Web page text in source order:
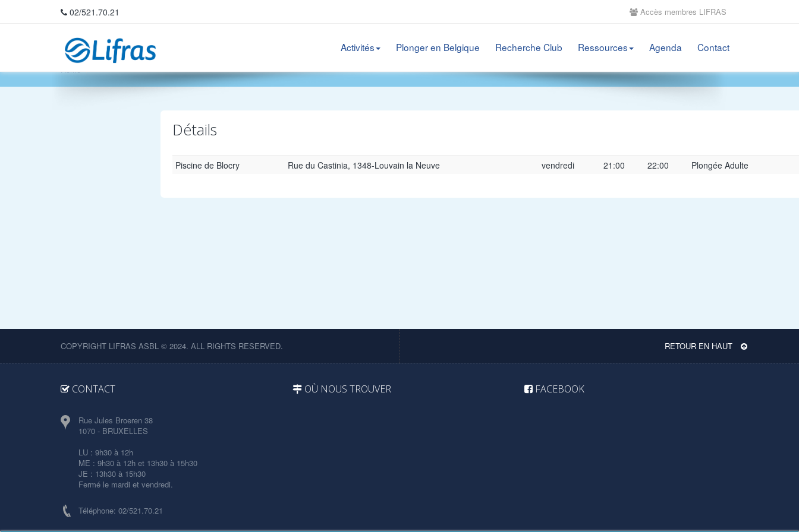
02/521.70.21 Accès membres LIFRAS
Activités Plonger en Belgique Recherche Club Ressources Agenda Contact
Home
Détails
Piscine de Blocry Rue du Castinia, 1348-Louvain la Neuve vendredi 21:00 22:00 Plongée Adulte
COPYRIGHT LIFRAS ASBL © 2024. ALL RIGHTS RESERVED. RETOUR EN HAUT
CONTACT
Rue Jules Broeren 38
1070 - BRUXELLES
LU : 9h30 à 12h
ME : 9h30 à 12h et 13h30 à 15h30
JE : 13h30 à 15h30
Fermé le mardi et vendredi.
Téléphone: 02/521.70.21
OÙ NOUS TROUVER FACEBOOK